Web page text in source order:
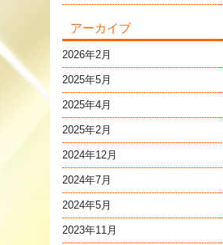
アーカイブ
2026年2月
2025年5月
2025年4月
2025年2月
2024年12月
2024年7月
2024年5月
2023年11月